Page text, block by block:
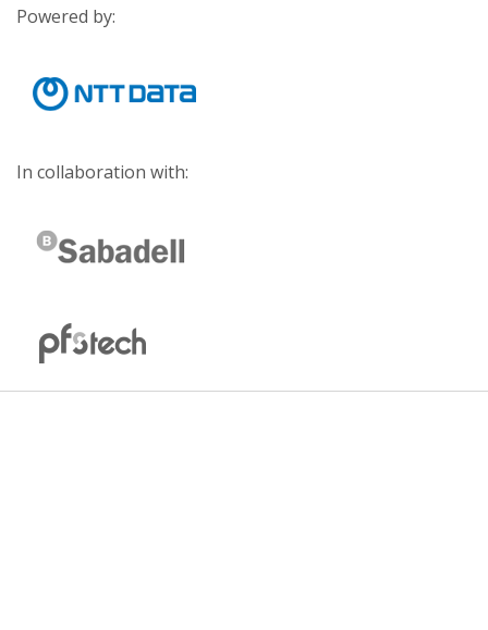
Powered by:
In collaboration with: